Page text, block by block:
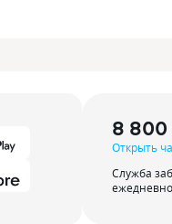
8
Открыть
Служба